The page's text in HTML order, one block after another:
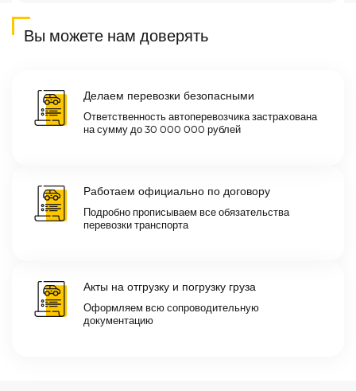
Вы можете нам доверять
Делаем перевозки безопасными
Ответственность автоперевозчика застрахована
на сумму до 30 000 000 рублей
Работаем официально по договору
Подробно прописываем все обязательства
перевозки транспорта
Акты на отгрузку и погрузку груза
Оформляем всю сопроводительную
документацию